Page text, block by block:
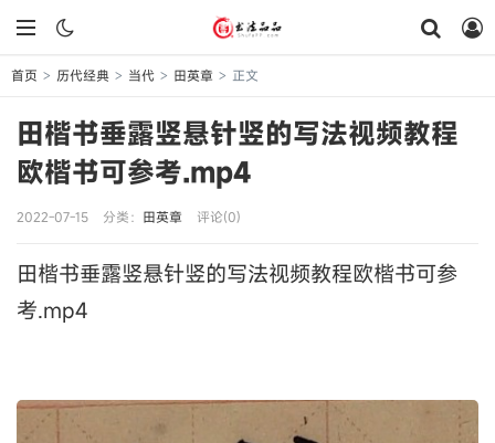
首页 > 历代经典 > 当代 > 田英章 > 正文
田楷书垂露竖悬针竖的写法视频教程
欧楷书可参考.mp4
2022-07-15 分类： 田英章 评论(0)
田楷书垂露竖悬针竖的写法视频教程欧楷书可参
考.mp4